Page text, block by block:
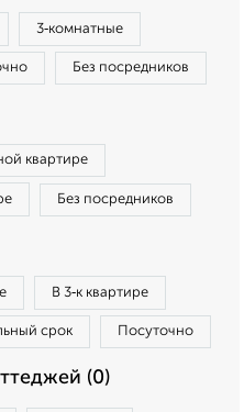
3‑комнатные
Без посредников
квартире
Без посредников
В 3‑к квартире
срок Посуточно
(0)